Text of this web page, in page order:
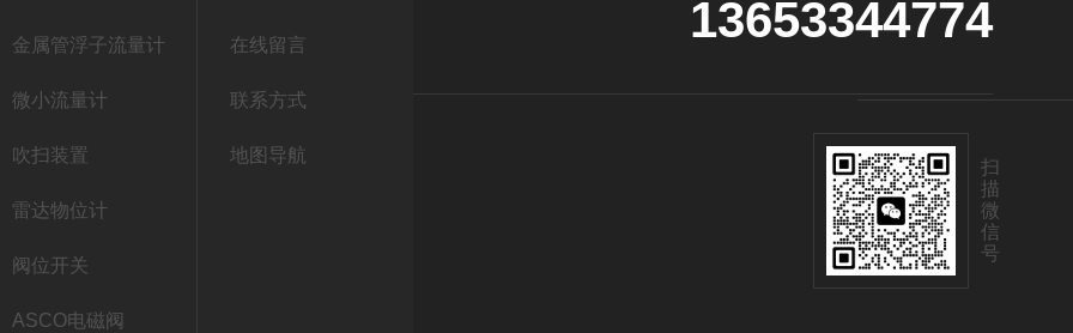
金属管浮子流量计
微小流量计
吹扫装置
雷达物位计
阀位开关
ASCO电磁阀
在线留言
联系方式
地图导航
13653344774
扫
描
微
信
号